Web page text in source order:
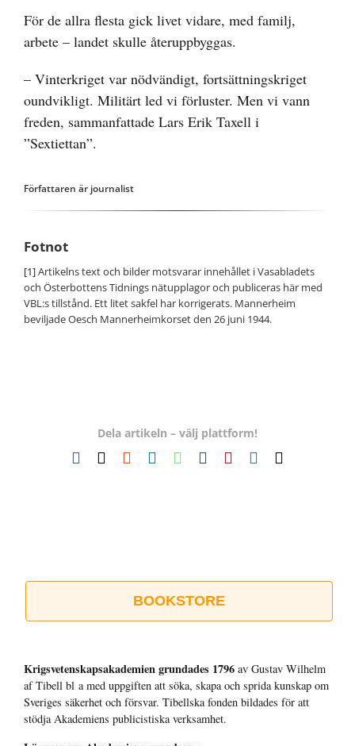
För de allra flesta gick livet vidare, med familj,
arbete – landet skulle återuppbyggas.
– Vinterkriget var nödvändigt, fortsättningskriget
oundvikligt. Militärt led vi förluster. Men vi vann
freden, sammanfattade Lars Erik Taxell i
”Sextiettan”.
Författaren är journalist
Fotnot
[1]Artikelns text och bilder motsvarar innehållet i Vasabladets
och Österbottens Tidnings nätupplagor och publiceras här med
VBL:s tillstånd. Ett litet sakfel har korrigerats. Mannerheim
beviljade Oesch Mannerheimkorset den 26 juni 1944.
Dela artikeln – välj plattform!
Facebook RedditLinkedInWhatsApp
TumblrPinterest
Vk
BOOKSTORE
Krigsvetenskap­sakademien grundades 1796 av Gustav Wilhelm
af Tibell bl a med uppgiften att söka, skapa och sprida kunskap om
Sveriges säkerhet och försvar. Tibellska fonden bildades för att
stödja Akademiens publicistiska verksamhet.